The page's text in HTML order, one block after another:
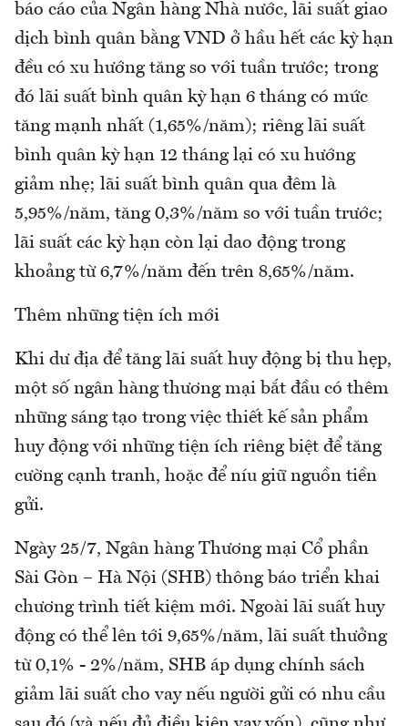
báo cáo của Ngân hàng Nhà nước, lãi suất giao
dịch bình quân bằng VND ở hầu hết các kỳ hạn
đều có xu hướng tăng so với tuần trước; trong
đó lãi suất bình quân kỳ hạn 6 tháng có mức
tăng mạnh nhất (1,65%/năm); riêng lãi suất
bình quân kỳ hạn 12 tháng lại có xu hướng
giảm nhẹ; lãi suất bình quân qua đêm là
5,95%/năm, tăng 0,3%/năm so với tuần trước;
lãi suất các kỳ hạn còn lại dao động trong
khoảng từ 6,7%/năm đến trên 8,65%/năm.
Thêm những tiện ích mới
Khi dư địa để tăng lãi suất huy động bị thu hẹp,
một số ngân hàng thương mại bắt đầu có thêm
những sáng tạo trong việc thiết kế sản phẩm
huy động với những tiện ích riêng biệt để tăng
cường cạnh tranh, hoặc để níu giữ nguồn tiền
gửi.
Ngày 25/7, Ngân hàng Thương mại Cổ phần
Sài Gòn – Hà Nội (SHB) thông báo triển khai
chương trình tiết kiệm mới. Ngoài lãi suất huy
động có thể lên tới 9,65%/năm, lãi suất thưởng
từ 0,1% - 2%/năm, SHB áp dụng chính sách
giảm lãi suất cho vay nếu người gửi có nhu cầu